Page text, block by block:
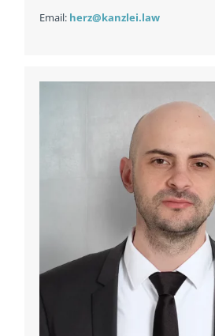
Email: herz@kanzlei.law